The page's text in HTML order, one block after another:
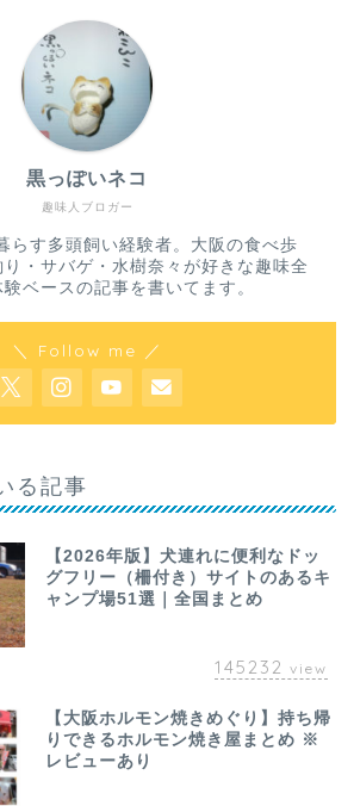
趣味人ブロガー
黒っぽいネコ
らす多頭飼い経験者。大阪の食べ歩
・サバゲ・水樹奈々が好きな趣味全
ベースの記事を書いてます。
＼ Follow me ／
る記事
【2026年版】犬連れに便利なドッ
グフリー（柵付き）サイトのあるキ
ャンプ場51選｜全国まとめ
145232 view
【大阪ホルモン焼きめぐり】持ち帰
りできるホルモン焼き屋まとめ ※
レビューあり